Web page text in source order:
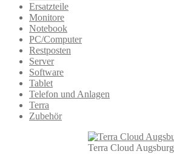
Ersatzteile
Monitore
Notebook
PC/Computer
Restposten
Server
Software
Tablet
Telefon und Anlagen
Terra
Zubehör
Terra Cloud Augsburg